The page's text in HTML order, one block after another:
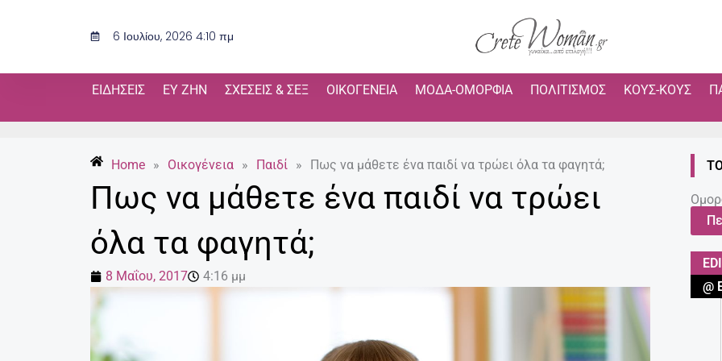
6 Ιουλίου, 2026 4:10 πμ
ΕΙΔΉΣΕΙΣ ΕΥ ΖΗΝ ΣΧΈΣΕΙΣ & ΣΕΞ ΟΙΚΟΓΈΝΕΙΑ ΜΌΔΑ-ΟΜΟΡΦΙΆ ΠΟΛΙΤΙΣΜΌΣ ΚΟΥΣ-ΚΟΥΣ
Home » Οικογένεια » Παιδί » Πως να μάθετε ένα παιδί να τρώει όλα τα φαγητά;
Πως να μάθετε ένα παιδί να τρώει
όλα τα φαγητά;
8 Μαΐου, 2017 4:16 μμ
@